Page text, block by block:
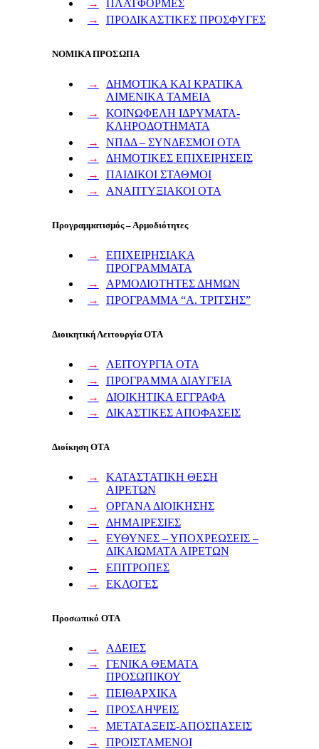
ΠΛΑΤΦΟΡΜΕΣ
ΠΡΟΔΙΚΑΣΤΙΚΕΣ ΠΡΟΣΦΥΓΕΣ
ΝΟΜΙΚΑ ΠΡΟΣΩΠΑ
ΔΗΜΟΤΙΚΑ ΚΑΙ ΚΡΑΤΙΚΑ
ΛΙΜΕΝΙΚΑ ΤΑΜΕΙΑ
ΚΟΙΝΩΦΕΛΗ ΙΔΡΥΜΑΤΑ-
ΚΛΗΡΟΔΟΤΗΜΑΤΑ
ΝΠΔΔ – ΣΥΝΔΕΣΜΟΙ ΟΤΑ
ΔΗΜΟΤΙΚΕΣ ΕΠΙΧΕΙΡΗΣΕΙΣ
ΠΑΙΔΙΚΟΙ ΣΤΑΘΜΟΙ
ΑΝΑΠΤΥΞΙΑΚΟΙ ΟΤΑ
Προγραμματισμός – Αρμοδιότητες
ΕΠΙΧΕΙΡΗΣΙΑΚΑ
ΠΡΟΓΡΑΜΜΑΤΑ
ΑΡΜΟΔΙΟΤΗΤΕΣ ΔΗΜΩΝ
ΠΡΟΓΡΑΜΜΑ “Α. ΤΡΙΤΣΗΣ”
Διοικητική Λειτουργία ΟΤΑ
ΛΕΙΤΟΥΡΓΙΑ ΟΤΑ
ΠΡΟΓΡΑΜΜΑ ΔΙΑΥΓΕΙΑ
ΔΙΟΙΚΗΤΙΚΑ ΕΓΓΡΑΦΑ
ΔΙΚΑΣΤΙΚΕΣ ΑΠΟΦΑΣΕΙΣ
Διοίκηση ΟΤΑ
ΚΑΤΑΣΤΑΤΙΚΗ ΘΕΣΗ
ΑΙΡΕΤΩΝ
ΟΡΓΑΝΑ ΔΙΟΙΚΗΣΗΣ
ΔΗΜΑΙΡΕΣΙΕΣ
ΕΥΘΥΝΕΣ – ΥΠΟΧΡΕΩΣΕΙΣ –
ΔΙΚΑΙΩΜΑΤΑ ΑΙΡΕΤΩΝ
ΕΠΙΤΡΟΠΕΣ
ΕΚΛΟΓΕΣ
Προσωπικό ΟΤΑ
ΑΔΕΙΕΣ
ΓΕΝΙΚΑ ΘΕΜΑΤΑ
ΠΡΟΣΩΠΙΚΟΥ
ΠΕΙΘΑΡΧΙΚΑ
ΠΡΟΣΛΗΨΕΙΣ
ΜΕΤΑΤΑΞΕΙΣ-ΑΠΟΣΠΑΣΕΙΣ
ΠΡΟΙΣΤΑΜΕΝΟΙ